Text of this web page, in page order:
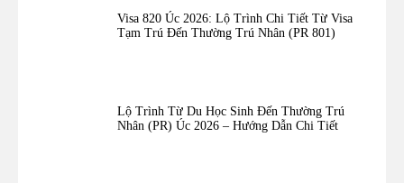
Visa 820 Úc 2026: Lộ Trình Chi Tiết Từ Visa
Tạm Trú Đến Thường Trú Nhân (PR 801)
Lộ Trình Từ Du Học Sinh Đến Thường Trú
Nhân (PR) Úc 2026 – Hướng Dẫn Chi Tiết